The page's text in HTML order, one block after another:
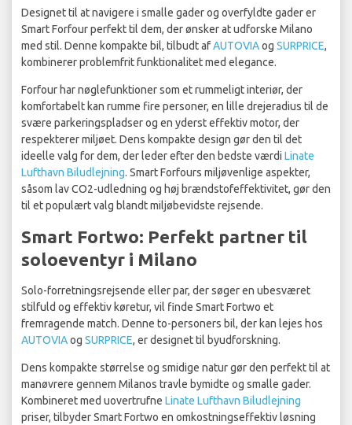
Designet til at navigere i smalle gader og overfyldte gader er
Smart Forfour perfekt til dem, der ønsker at udforske Milano
med stil. Denne kompakte bil, tilbudt afAUTOVIAog SURPRICE,
kombinerer problemfrit funktionalitet med elegance.
Forfour har nøglefunktioner som et rummeligt interiør, der
komfortabelt kan rumme fire personer, en lille drejeradius til de
svære parkeringspladser og en yderst effektiv motor, der
respekterer miljøet. Dens kompakte design gør den til det
ideelle valg for dem, der leder efter den bedste værdi Linate
Lufthavn Biludlejning. Smart Forfours miljøvenlige aspekter,
såsom lav CO2-udledning og høj brændstofeffektivitet, gør den
til et populært valg blandt miljøbevidste rejsende.
Smart Fortwo: Perfekt partner til
soloeventyr i Milano
Solo-forretningsrejsende eller par, der søger en ubesværet
stilfuld og effektiv køretur, vil finde Smart Fortwo et
fremragende match. Denne to-personers bil, der kan lejes hos
AUTOVIAog SURPRICE, er designet til byudforskning.
Dens kompakte størrelse og smidige natur gør den perfekt til at
manøvrere gennem Milanos travle bymidte og smalle gader.
Kombineret med uovertrufne Linate Lufthavn Biludlejning
priser, tilbyder Smart Fortwo en omkostningseffektiv løsning